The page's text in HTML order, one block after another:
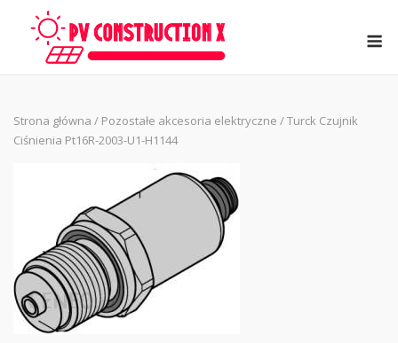
Strona główna / Pozostałe akcesoria elektryczne / Turck Czujnik
Ciśnienia Pt16R-2003-U1-H1144